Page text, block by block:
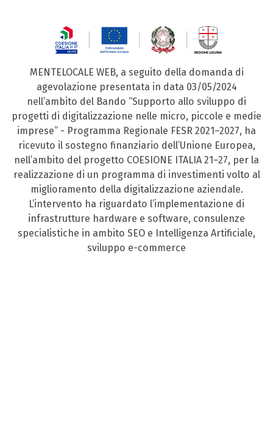
MENTELOCALE WEB, a seguito della domanda di
agevolazione presentata in data 03/05/2024
nell’ambito del Bando “Supporto allo sviluppo di
progetti di digitalizzazione nelle micro, piccole e medie
imprese” - Programma Regionale FESR 2021–2027, ha
ricevuto il sostegno finanziario dell’Unione Europea,
nell’ambito del progetto COESIONE ITALIA 21–27, per la
realizzazione di un programma di investimenti volto al
miglioramento della digitalizzazione aziendale.
L’intervento ha riguardato l’implementazione di
infrastrutture hardware e software, consulenze
specialistiche in ambito SEO e Intelligenza Artificiale,
sviluppo e-commerce